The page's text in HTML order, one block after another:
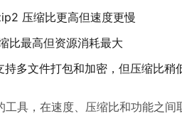
压缩比更高但速度更慢
比最高但资源消耗最大
多文件打包和加密，但压缩比稍
工具，在速度、压缩比和功能之间